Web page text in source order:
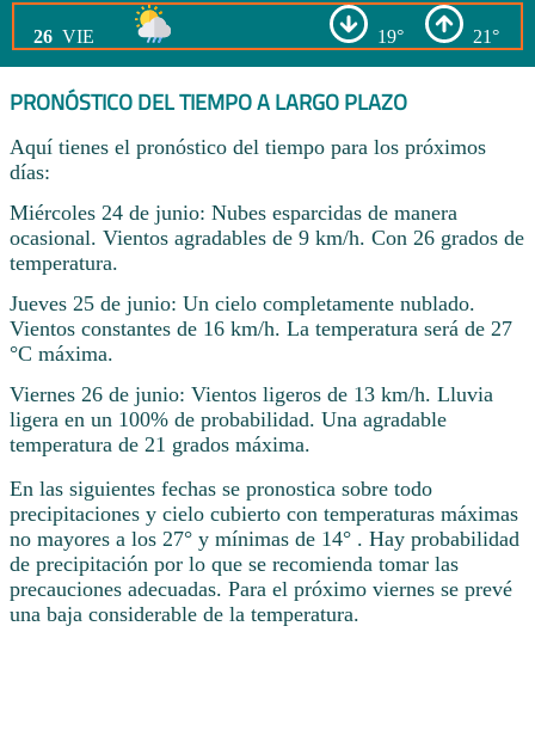
26 VIE 19° 21°
PRONÓSTICO DEL TIEMPO A LARGO PLAZO
Aquí tienes el pronóstico del tiempo para los próximos
días:
Miércoles 24 de junio: Nubes esparcidas de manera
ocasional. Vientos agradables de 9 km/h. Con 26 grados de
temperatura.
Jueves 25 de junio: Un cielo completamente nublado.
Vientos constantes de 16 km/h. La temperatura será de 27
°C máxima.
Viernes 26 de junio: Vientos ligeros de 13 km/h. Lluvia
ligera en un 100% de probabilidad. Una agradable
temperatura de 21 grados máxima.
En las siguientes fechas se pronostica sobre todo
precipitaciones y cielo cubierto con temperaturas máximas
no mayores a los 27° y mínimas de 14° . Hay probabilidad
de precipitación por lo que se recomienda tomar las
precauciones adecuadas. Para el próximo viernes se prevé
una baja considerable de la temperatura.